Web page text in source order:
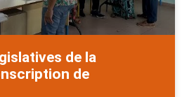
de la
de